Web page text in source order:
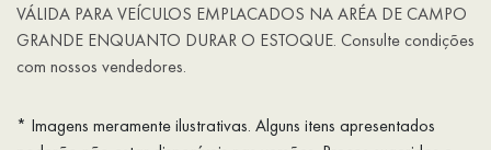
VÁLIDA PARA VEÍCULOS EMPLACADOS NA ARÉA DE CAMPO
GRANDE ENQUANTO DURAR O ESTOQUE. Consulte condições
com nossos vendedores.
* Imagens meramente ilustrativas. Alguns itens apresentados